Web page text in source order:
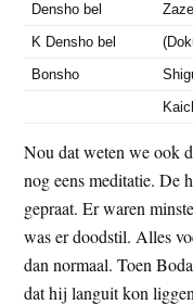
Densho bel
K Densho bel
Bonsho
Nou dat weten we ook
nog eens meditatie. De
gepraat. Er waren
was er doodstil. Alles
dan normaal. Toen
dat hij languit kon